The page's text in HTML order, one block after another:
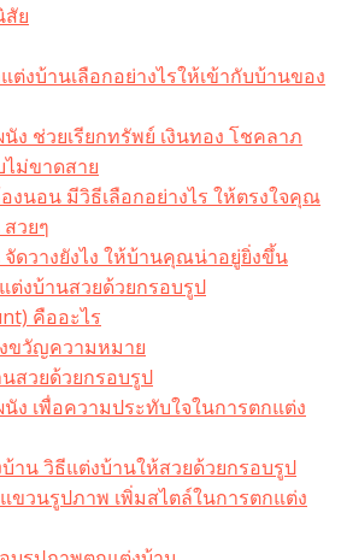
ย
ต่งบ้านเลือกอย่างไรให้เข้ากับบ้านของ
ง ช่วยเรียกทรัพย์ เงินทอง โชคลาภ
ม่ขาดสาย
งนอน มีวิธีเลือกอย่างไร ให้ตรงใจคุณ
วยๆ
ดวางยังไง ให้บ้านคุณน่าอยู่ยิ่งขึ้น
แต่งบ้านสวยด้วยกรอบรูป
คืออะไร​
ขวัญความหมาย
สวยด้วยกรอบรูป
ง เพื่อความประทับใจในการตกแต่ง
าน วิธีแต่งบ้านให้สวยด้วยกรอบรูป
ขวนรูปภาพ เพิ่มสไตล์ในการตกแต่ง